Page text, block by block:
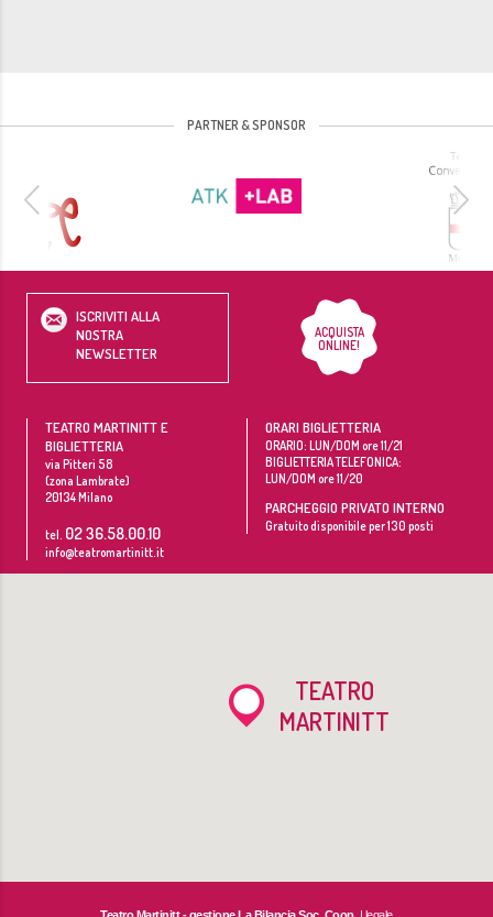
PARTNER & SPONSOR
ISCRIVITI ALLA
NOSTRA
NEWSLETTER
ACQUISTA
ONLINE!
TEATRO MARTINITT E
BIGLIETTERIA
via Pitteri 58
(zona Lambrate)
20134Milano
tel. 02 36.58.00.10
info@teatromartinitt.it
ORARI BIGLIETTERIA
ORARIO: LUN/DOM ore 11/21
BIGLIETTERIA TELEFONICA:
LUN/DOM ore 11/20
PARCHEGGIO PRIVATO INTERNO
Gratuito disponibile per 130 posti
TEATRO
MARTINITT